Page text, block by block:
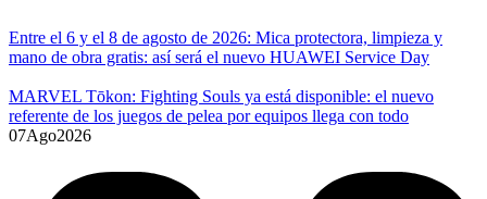
Entre el 6 y el 8 de agosto de 2026: Mica protectora, limpieza y
mano de obra gratis: así será el nuevo HUAWEI Service Day
MARVEL Tōkon: Fighting Souls ya está disponible: el nuevo
referente de los juegos de pelea por equipos llega con todo
07Ago2026